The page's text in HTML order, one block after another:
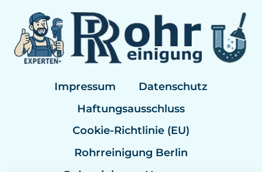
Impressum
Datenschutz
Haftungsausschluss
Cookie-Richtlinie (EU)
Rohrreinigung Berlin